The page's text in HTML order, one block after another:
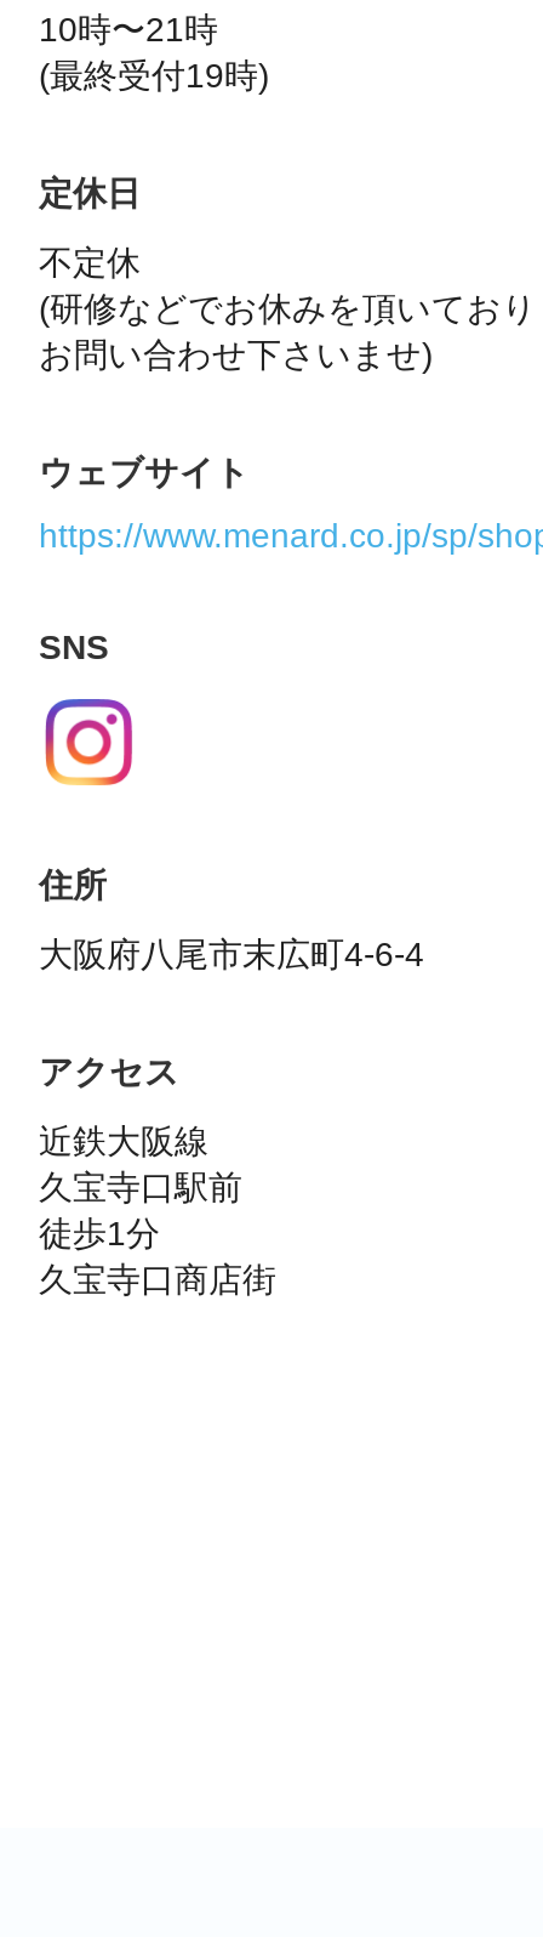
10時〜21時
(最終受付19時)
定休日
不定休
(研修などでお休みを頂いてお
お問い合わせ下さいませ)
ウェブサイト
https://www.menard.co.jp/sp/
SNS
住所
大阪府八尾市末広町4-6-4
アクセス
近鉄大阪線
久宝寺口駅前
徒歩1分
久宝寺口商店街